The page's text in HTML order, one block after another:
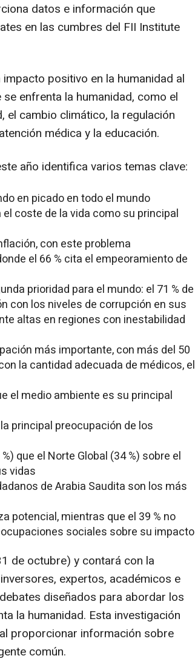
datos e información que
en las cumbres del FII Institute
positivo en la humanidad al
enfrenta la humanidad, como el
cambio climático, la regulación
médica y la educación.
año identifica varios temas clave:
en picado en todo el mundo
coste de la vida como su principal
con este problema
el 66 % cita el empeoramiento de
prioridad para el mundo: el 71 % de
con los niveles de corrupción en sus
altas en regiones con inestabilidad
más importante, con más del 50
la cantidad adecuada de médicos, el
el medio ambiente es su principal
principal preocupación de los
que el Norte Global (34 %) sobre el
vidas
de Arabia Saudita son los más
potencial, mientras que el 39 % no
sociales sobre su impacto
de octubre) y contará con la
expertos, académicos e
diseñados para abordar los
la humanidad. Esta investigación
proporcionar información sobre
común.